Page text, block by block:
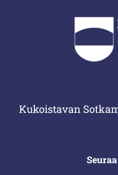
Kukoistavan